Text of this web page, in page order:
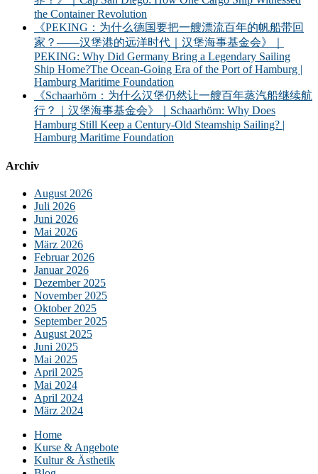
the Container Revolution
《PEKING：为什么德国要把一艘漂流百年的帆船带回
家？——汉堡港的远洋时代｜汉堡海事基金会》｜
PEKING: Why Did Germany Bring a Legendary Sailing
Ship Home?The Ocean-Going Era of the Port of Hamburg |
Hamburg Maritime Foundation
《Schaarhörn：为什么汉堡仍然让一艘百年蒸汽船继续航
行？｜汉堡海事基金会》｜Schaarhörn: Why Does
Hamburg Still Keep a Century-Old Steamship Sailing? |
Hamburg Maritime Foundation
Archiv
August 2026
Juli 2026
Juni 2026
Mai 2026
März 2026
Februar 2026
Januar 2026
Dezember 2025
November 2025
Oktober 2025
September 2025
August 2025
Juni 2025
Mai 2025
April 2025
Mai 2024
April 2024
März 2024
Home
Kurse & Angebote
Kultur & Ästhetik